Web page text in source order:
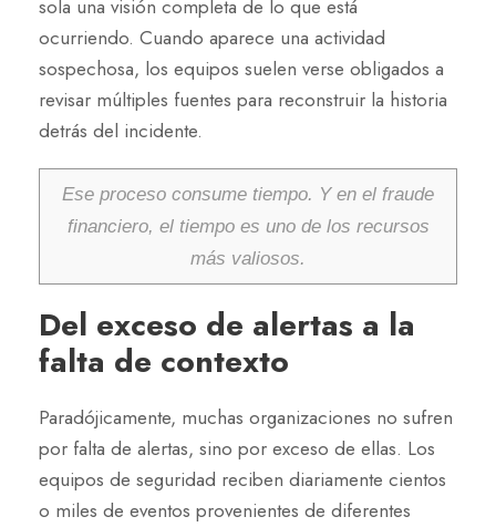
sola una visión completa de lo que está
ocurriendo. Cuando aparece una actividad
sospechosa, los equipos suelen verse obligados a
revisar múltiples fuentes para reconstruir la historia
detrás del incidente.
Ese proceso consume tiempo. Y en el fraude
financiero, el tiempo es uno de los recursos
más valiosos.
Del exceso de alertas a la
falta de contexto
Paradójicamente, muchas organizaciones no sufren
por falta de alertas, sino por exceso de ellas. Los
equipos de seguridad reciben diariamente cientos
o miles de eventos provenientes de diferentes